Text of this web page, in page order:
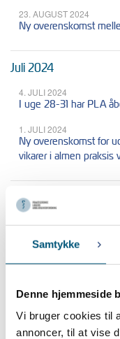
Samtykke
Denne hjemmeside
Vi bruger cookies til
annoncer, til at vise
23. AUGUST 2024
Ny overenskomst
Juli 2024
4. JULI 2024
I uge 28-31 har PLA
1. JULI 2024
Ny overenskomst for
vikarer i almen praksis
Juni 2024
19. JUNI 2024
i kapaciteter og